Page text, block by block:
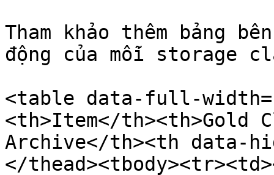
Tham khảo thêm bảng
động của mỗi storage
<table data-full-
<th>Item</th><th>Gold
Archive</th><th data-
</